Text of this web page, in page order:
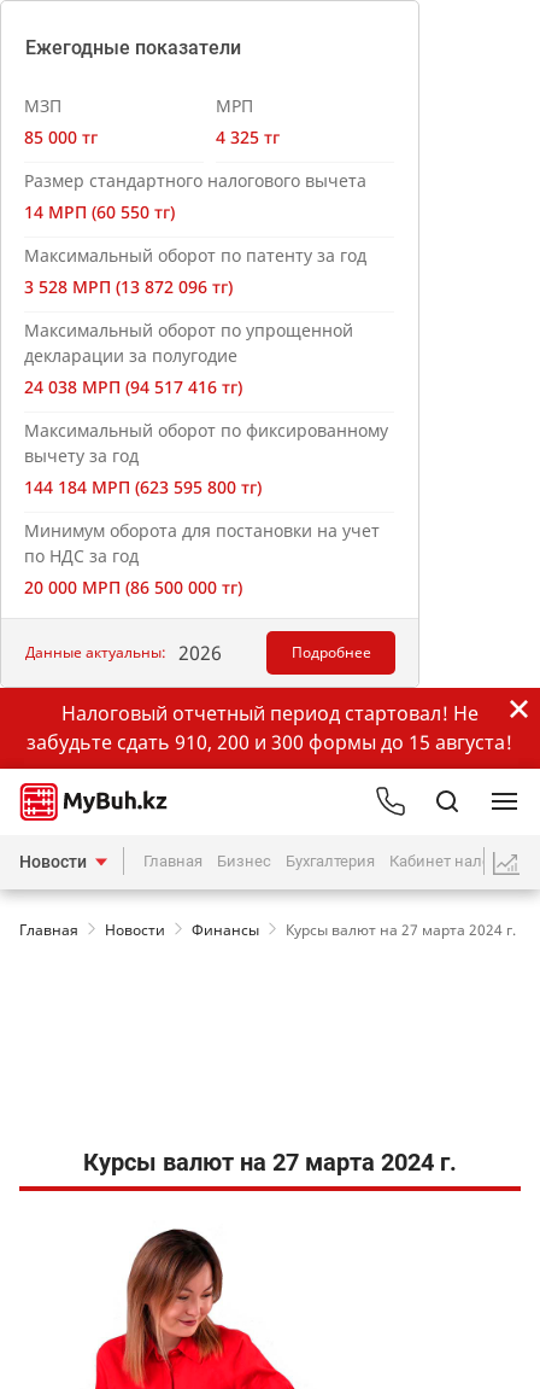
Ежегодные показатели
МЗП
85 000 тг
МРП
4 325 тг
Размер стандартного налогового вычета
14 МРП (60 550 тг)
Максимальный оборот по патенту за год
3 528 МРП (13 872 096 тг)
Максимальный оборот по упрощенной
декларации за полугодие
24 038 МРП (94 517 416 тг)
Максимальный оборот по фиксированному
вычету за год
144 184 МРП (623 595 800 тг)
Минимум оборота для постановки на учет
по НДС за год
20 000 МРП (86 500 000 тг)
Данные актуальны: 2026 Подробнее
Налоговый отчетный период стартовал! Не
забудьте сдать 910, 200 и 300 формы до 15 августа!
Новости Главная Бизнес Бухгалтерия Кабинет
Главная Новости Финансы Курсы валют на 27 марта 2024 г.
Курсы валют на 27 марта 2024 г.